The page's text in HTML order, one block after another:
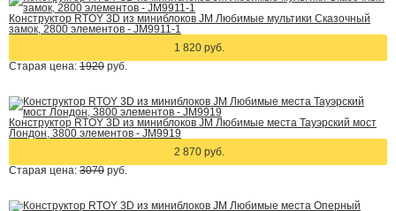
Конструктор RTOY 3D из миниблоков JM Любимые мультики Сказочный
замок, 2800 элементов - JM9911-1
1 820 руб.
Старая цена: 1920 руб.
Конструктор RTOY 3D из миниблоков JM Любимые места Тауэрский мост
Лондон, 3800 элементов - JM9919
2 870 руб.
Старая цена: 3070 руб.